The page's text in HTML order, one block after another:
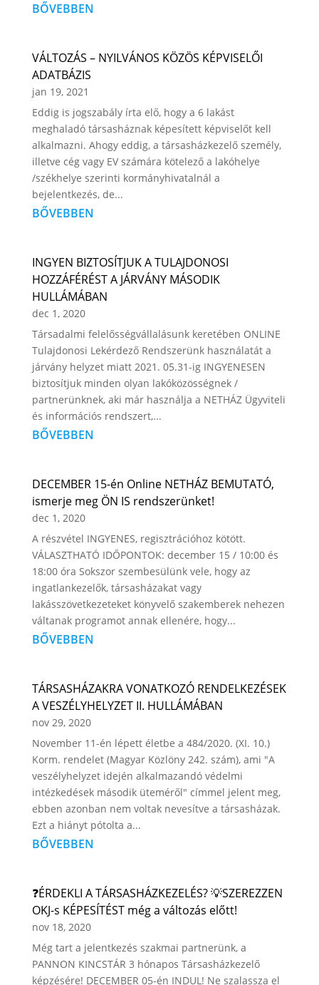
BŐVEBBEN
VÁLTOZÁS – NYILVÁNOS KÖZÖS KÉPVISELŐI
ADATBÁZIS
jan 19, 2021
Eddig is jogszabály írta elő, hogy a 6 lakást
meghaladó társasháznak képesített képviselőt kell
alkalmazni. Ahogy eddig, a társasházkezelő személy,
illetve cég vagy EV számára kötelező a lakóhelye
/székhelye szerinti kormányhivatalnál a
bejelentkezés, de...
BŐVEBBEN
INGYEN BIZTOSÍTJUK A TULAJDONOSI
HOZZÁFÉRÉST A JÁRVÁNY MÁSODIK
HULLÁMÁBAN
dec 1, 2020
Társadalmi felelősségvállalásunk keretében ONLINE
Tulajdonosi Lekérdező Rendszerünk használatát a
járvány helyzet miatt 2021. 05.31-ig INGYENESEN
biztosítjuk minden olyan lakóközösségnek /
partnerünknek, aki már használja a NETHÁZ Ügyviteli
és információs rendszert,...
BŐVEBBEN
DECEMBER 15-én Online NETHÁZ BEMUTATÓ,
ismerje meg ÖN IS rendszerünket!
dec 1, 2020
A részvétel INGYENES, regisztrációhoz kötött.
VÁLASZTHATÓ IDŐPONTOK: december 15 / 10:00 és
18:00 óra Sokszor szembesülünk vele, hogy az
ingatlankezelők, társasházakat vagy
lakásszövetkezeteket könyvelő szakemberek nehezen
váltanak programot annak ellenére, hogy...
BŐVEBBEN
TÁRSASHÁZAKRA VONATKOZÓ RENDELKEZÉSEK
A VESZÉLYHELYZET II. HULLÁMÁBAN
nov 29, 2020
November 11-én lépett életbe a 484/2020. (XI. 10.)
Korm. rendelet (Magyar Közlöny 242. szám), ami "A
veszélyhelyzet idején alkalmazandó védelmi
intézkedések második üteméről" címmel jelent meg,
ebben azonban nem voltak nevesítve a társasházak.
Ezt a hiányt pótolta a...
BŐVEBBEN
❓ÉRDEKLI A TÁRSASHÁZKEZELÉS? 💡SZEREZZEN
OKJ-s KÉPESÍTÉST még a változás előtt!
nov 18, 2020
Még tart a jelentkezés szakmai partnerünk, a
PANNON KINCSTÁR 3 hónapos Társasházkezelő
képzésére! DECEMBER 05-én INDUL! Ne szalassza el